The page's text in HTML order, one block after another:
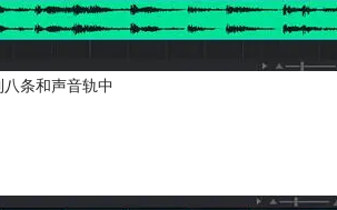
条和声音轨中